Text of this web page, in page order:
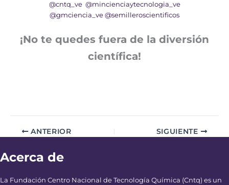
@cntq_ve @mincienciaytecnologia_ve
@gmciencia_ve @semilleroscientificos
¡No te quedes fuera de la diversión
científica!
ANTERIOR SIGUIENTE
Acerca de
La Fundación Centro Nacional de Tecnología Química (Cntq) es un